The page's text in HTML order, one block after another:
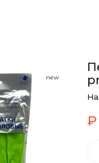
new
₽